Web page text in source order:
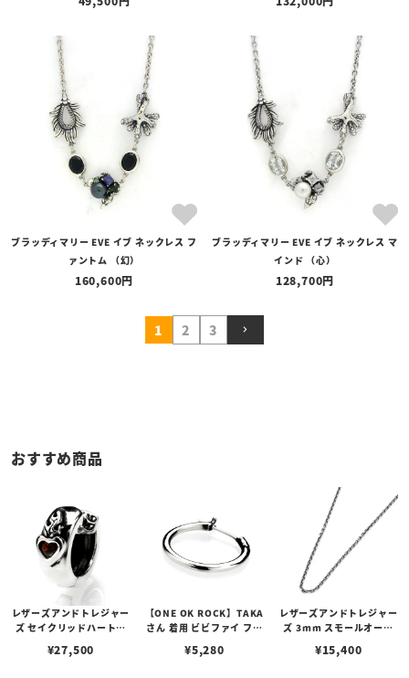
ブラッディマリー EVE イブ ネックレス フ
ァントム （幻）
160,600
ブラッディマリー EVE イブ ネックレス マ
インド （心）
128,700
1 2 3
おすすめ商品
レザーズアンドトレジャー
ズ セイクリッドハートピ
¥27,500
【ONE OK ROCK】TAKA
さん 着用 ビビファイ フー
¥5,280
レザーズアンドトレジャー
ズ 3mm スモールオーバ
ブスタークラスプ＆LTロ
¥15,400